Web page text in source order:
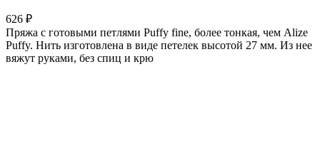
626 ₽
Пряжа с готовыми петлями Puffy fine, более тонкая, чем Alize
Puffy. Нить изготовлена в виде петелек высотой 27 мм. Из нее
вяжут руками, без спиц и крю